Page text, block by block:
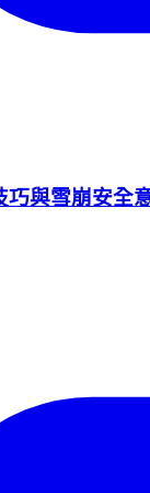
巧與雪崩安全